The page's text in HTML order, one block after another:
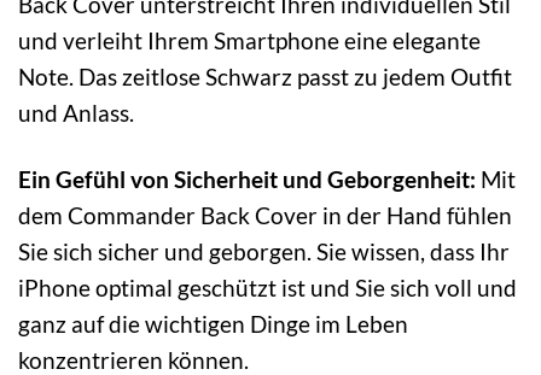
und verleiht Ihrem Smartphone eine elegante
Note. Das zeitlose Schwarz passt zu jedem Outfit
und Anlass.
Ein Gefühl von Sicherheit und Geborgenheit: Mit
dem Commander Back Cover in der Hand fühlen
Sie sich sicher und geborgen. Sie wissen, dass Ihr
iPhone optimal geschützt ist und Sie sich voll und
ganz auf die wichtigen Dinge im Leben
konzentrieren können.